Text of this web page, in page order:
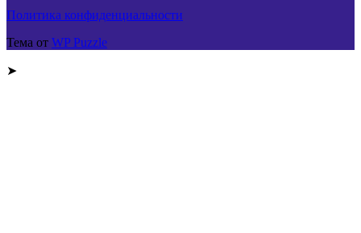
Политика конфиденциальности
Тема от WP Puzzle
➤